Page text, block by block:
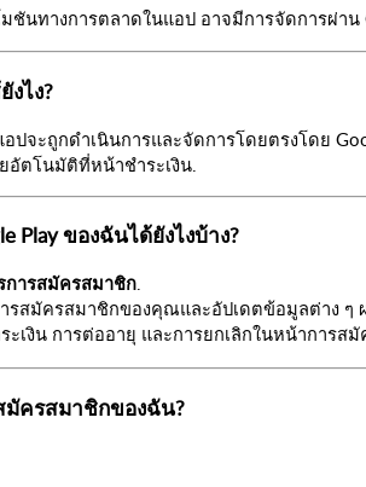
นทางการตลาดในแอป อาจมีการจัดการผ่าน
ไง?
ปจะถูกดำเนินการและจัดการโดยตรงโดย
ตโนมัติที่หน้าชำระเงิน.
Play ของฉันได้ยังไงบ้าง?
ารสมัครสมาชิก.
รสมัครสมาชิกของคุณและอัปเดตข้อมูลต่าง ๆ
งิน การต่ออายุ และการยกเลิกในหน้าการสมั
มัครสมาชิกของฉัน?